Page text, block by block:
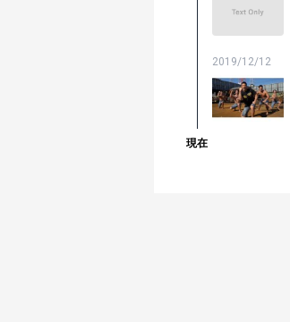
2019/12/12
現在